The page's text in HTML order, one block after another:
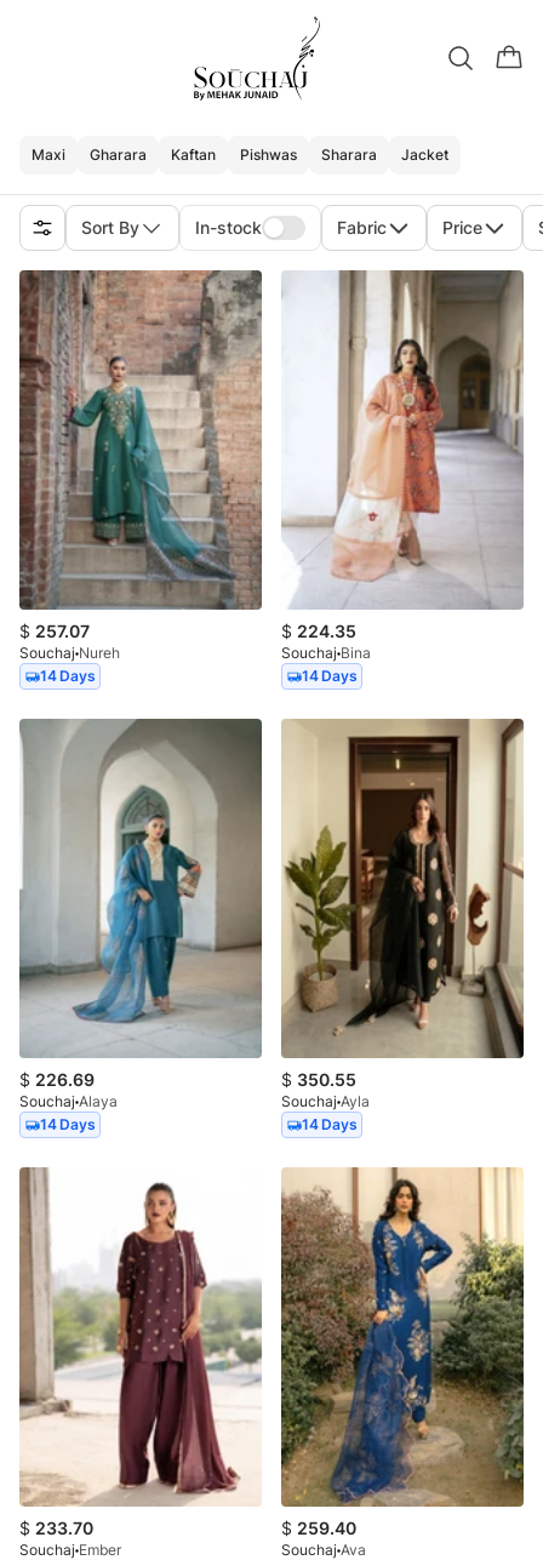
Maxi Gharara Kaftan Pishwas Sharara Jacket
Sort By In-stock Fabric Price
$ 257.07
Souchaj Nureh
14 Days
$ 224.35
Souchaj Bina
14 Days
$ 226.69
Souchaj Alaya
14 Days
$ 350.55
Souchaj Ayla
14 Days
$ 233.70
Souchaj Ember
$ 259.40
Souchaj Ava